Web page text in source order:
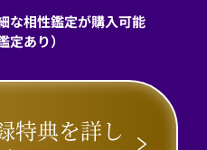
な相性鑑定が購入可能
定あり）
特典を詳し